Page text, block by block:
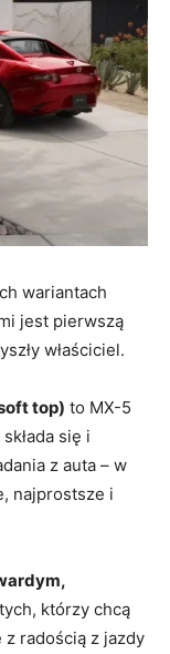
wariantach
jest pierwszą
właściciel.
top) to MX-5
się i
z auta – w
najprostsze i
którzy chcą
z radością z jazdy